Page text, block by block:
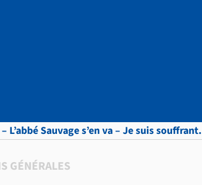
Sauvage s’en va – Je suis souffrant.
GÉNÉRALES